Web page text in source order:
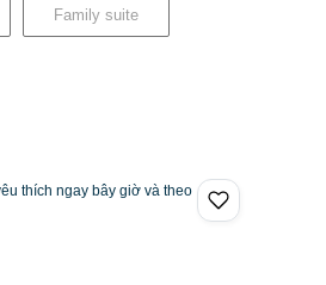
Family suite
thích ngay bây giờ và theo